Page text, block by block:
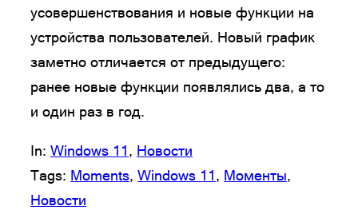
усовершенствования и новые функции на
устройства пользователей. Новый график
заметно отличается от предыдущего:
ранее новые функции появлялись два, а то
и один раз в год.
In: Windows 11, Новости
Tags: Moments, Windows 11, Моменты
Новости